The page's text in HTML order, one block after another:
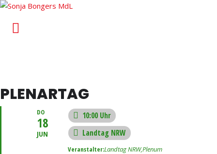
Sonja Bongers MdL
PLENARTAG
DO
18
JUN
10:00 Uhr
Landtag NRW
Veranstalter:Landtag NRW,Plenum